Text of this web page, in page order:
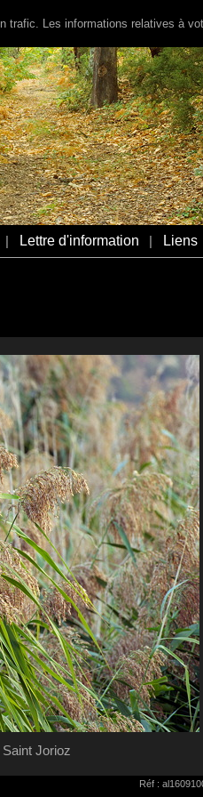
Lettre d'information Liens
Jorioz
Réf :
trafic. Les informations relatives à